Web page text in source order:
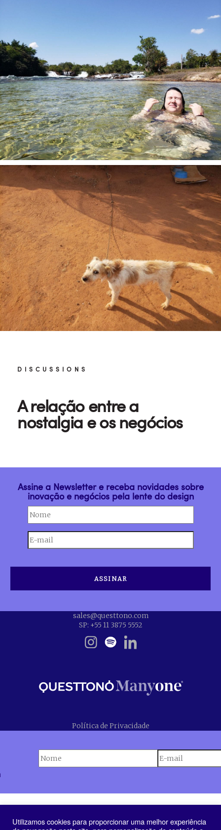
DISCUSSIONS
A relação entre a
nostalgia e os negócios
Assine a Newsletter e receba novidades sobre
inovação e negócios pela lente do design
sales@questtono.com
SP: +55 11 3875 5552
Política de Privacidade
Utilizamos cookies para proporcionar uma melhor experiência